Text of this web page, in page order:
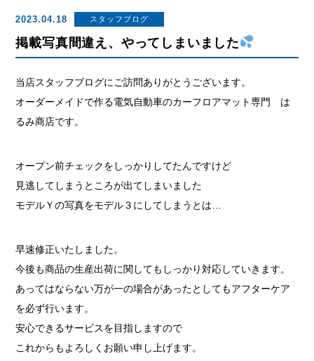
2023.04.18 スタッフブログ
掲載写真間違え、やってしまいました
当店スタッフブログにご訪問ありがとうございます。
オーダーメイドで作る電気自動車のカーフロアマット専門 は
るみ商店です。
オープン前チェックをしっかりしてたんですけど
見逃してしまうところが出てしまいました
モデルＹの写真をモデル３にしてしまうとは…
早速修正いたしました。
今後も商品の生産出荷に関してもしっかり対応していきます。
あってはならない万が一の場合があったとしてもアフターケア
を必ず行います。
安心できるサービスを目指しますので
これからもよろしくお願い申し上げます。